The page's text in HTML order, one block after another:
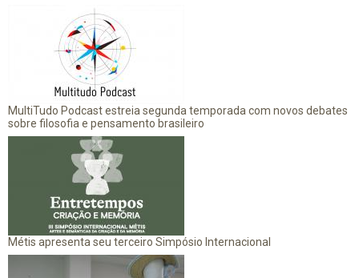
MultiTudo Podcast estreia segunda temporada com novos debates
sobre filosofia e pensamento brasileiro
Métis apresenta seu terceiro Simpósio Internacional